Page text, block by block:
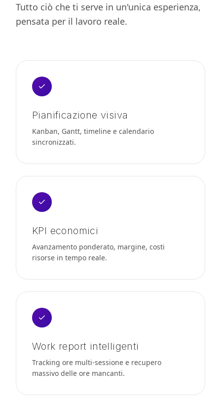
Tutto ciò che ti serve in un'unica esperienza,
pensata per il lavoro reale.
Pianificazione visiva
Kanban, Gantt, timeline e calendario
sincronizzati.
KPI economici
Avanzamento ponderato, margine, costi
risorse in tempo reale.
Work report intelligenti
Tracking ore multi-sessione e recupero
massivo delle ore mancanti.